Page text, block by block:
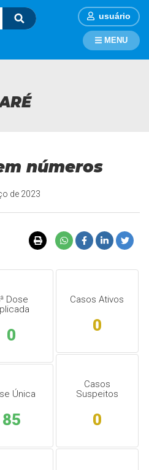
usuário
MENU
números
de 2023
Dose
0
Única
85
Casos Ativos
0
Casos
Suspeitos
0